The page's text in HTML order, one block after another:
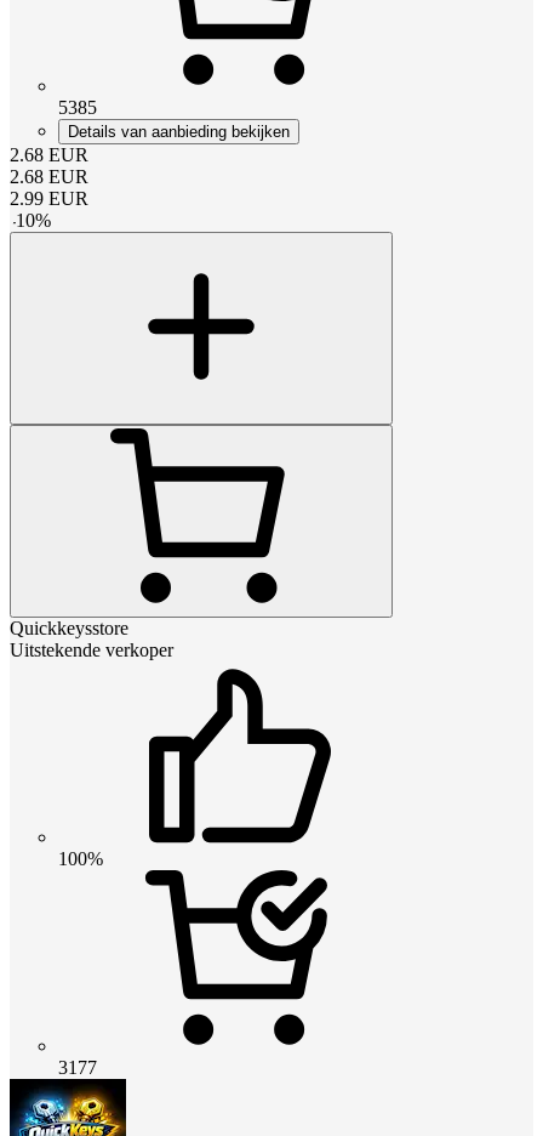
5385
Details van aanbieding bekijken
2.68 EUR
2.68 EUR
2.99 EUR
-10%
Quickkeysstore
Uitstekende verkoper
100%
3177